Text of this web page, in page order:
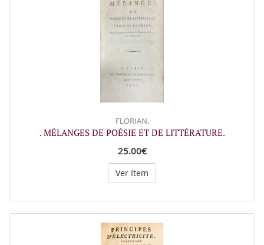
FLORIAN.
. MÉLANGES DE POÉSIE ET DE LITTÉRATURE.
25.00€
Ver Item